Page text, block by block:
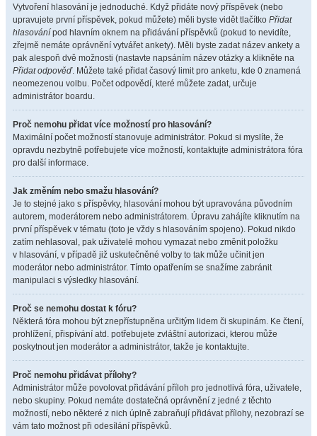
Vytvoření hlasování je jednoduché. Když přidáte nový příspěvek (nebo
upravujete první příspěvek, pokud můžete) měli byste vidět tlačítko Přidat
hlasování pod hlavním oknem na přidávání příspěvků (pokud to nevidíte,
zřejmě nemáte oprávnění vytvářet ankety). Měli byste zadat název ankety a
pak alespoň dvě možnosti (nastavte napsáním název otázky a klikněte na
Přidat odpověď. Můžete také přidat časový limit pro anketu, kde 0 znamená
neomezenou volbu. Počet odpovědí, které můžete zadat, určuje
administrátor boardu.
Proč nemohu přidat více možností pro hlasování?
Maximální počet možností stanovuje administrátor. Pokud si myslíte, že
opravdu nezbytně potřebujete více možností, kontaktujte administrátora fóra
pro další informace.
Jak změním nebo smažu hlasování?
Je to stejné jako s příspěvky, hlasování mohou být upravována původním
autorem, moderátorem nebo administrátorem. Úpravu zahájíte kliknutím na
první příspěvek v tématu (toto je vždy s hlasováním spojeno). Pokud nikdo
zatím nehlasoval, pak uživatelé mohou vymazat nebo změnit položku
v hlasování, v případě již uskutečněné volby to tak může učinit jen
moderátor nebo administrátor. Tímto opatřením se snažíme zabránit
manipulaci s výsledky hlasování.
Proč se nemohu dostat k fóru?
Některá fóra mohou být znepřístupněna určitým lidem či skupinám. Ke čtení,
prohlížení, přispívání atd. potřebujete zvláštní autorizaci, kterou může
poskytnout jen moderátor a administrátor, takže je kontaktujte.
Proč nemohu přidávat přílohy?
Administrátor může povolovat přidávání příloh pro jednotlivá fóra, uživatele,
nebo skupiny. Pokud nemáte dostatečná oprávnění z jedné z těchto
možností, nebo některé z nich úplně zabraňují přidávat přílohy, nezobrazí se
vám tato možnost při odesílání příspěvků.